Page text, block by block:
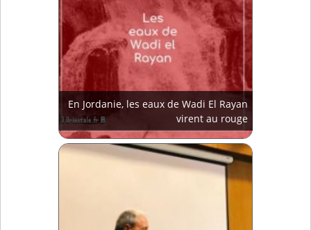
En Jordanie, les eaux de Wadi El Rayan
virent au rouge